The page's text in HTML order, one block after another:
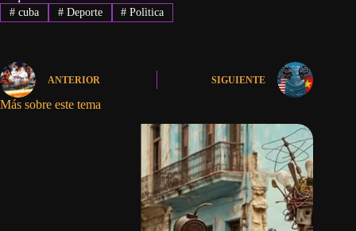
#cuba #Deporte # Polìtica
ANTERIOR SIGUIENTE
Más sobre este tema